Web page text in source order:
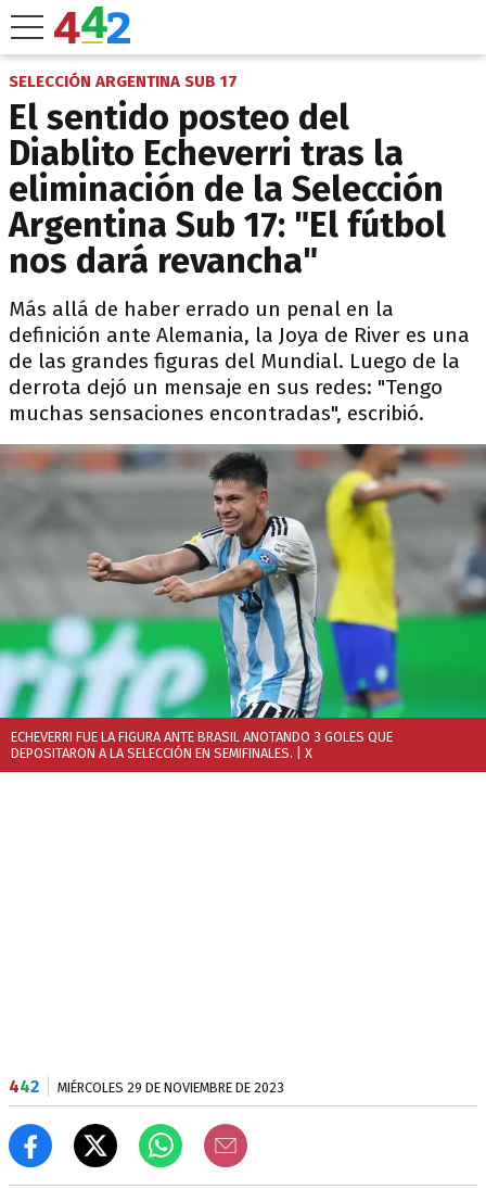
SELECCIÓN ARGENTINA SUB 17
El sentido posteo del
Diablito Echeverri tras la
eliminación de la Selección
Argentina Sub 17: "El fútbol
nos dará revancha"
Más allá de haber errado un penal en la
definición ante Alemania, la Joya de River es una
de las grandes figuras del Mundial. Luego de la
derrota dejó un mensaje en sus redes: "Tengo
muchas sensaciones encontradas", escribió.
ECHEVERRI FUE LA FIGURA ANTE BRASIL ANOTANDO 3 GOLES QUE
DEPOSITARON A LA SELECCIÓN EN SEMIFINALES. | X
442 MIÉRCOLES 29 DE NOVIEMBRE DE 2023